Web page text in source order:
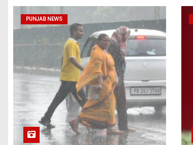
PUNJAB NEWS